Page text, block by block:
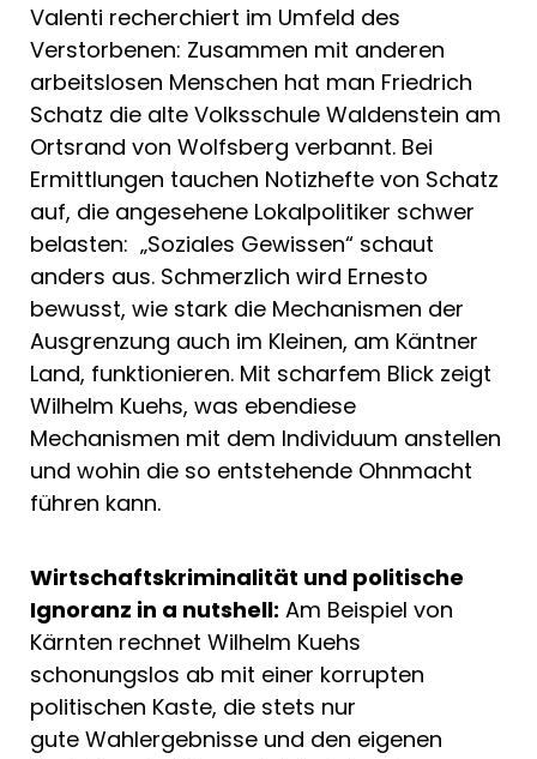
Valenti recherchiert im Umfeld des
Verstorbenen: Zusammen mit anderen
arbeitslosen Menschen hat man Friedrich
Schatz die alte Volksschule Waldenstein am
Ortsrand von Wolfsberg verbannt. Bei
Ermittlungen tauchen Notizhefte von Schatz
auf, die angesehene Lokalpolitiker schwer
belasten: „Soziales Gewissen“ schaut
anders aus. Schmerzlich wird Ernesto
bewusst, wie stark die Mechanismen der
Ausgrenzung auch im Kleinen, am Käntner
Land, funktionieren. Mit scharfem Blick zeigt
Wilhelm Kuehs, was ebendiese
Mechanismen mit dem Individuum anstellen
und wohin die so entstehende Ohnmacht
führen kann.
Wirtschaftskriminalität und politische
Ignoranz in a nutshell: Am Beispiel von
Kärnten rechnet Wilhelm Kuehs
schonungslos ab mit einer korrupten
politischen Kaste, die stets nur
gute Wahlergebnisse und den eigenen